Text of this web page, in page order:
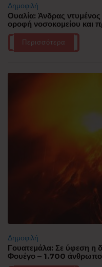
Δημοφιλή
Ουαλία: Άνδρας
οροφή νοσοκομείου και
Περισσότερα
Δημοφιλή
Γουατεμάλα: Σε ύφεση η
Φουέγο – 1.700